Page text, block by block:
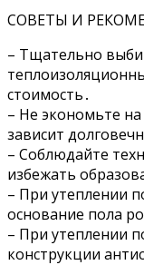
СОВЕТЫ И
– Тщательно
стоимость․
– Не экономьте на
зависит
– Соблюдайте
избежать
– При утеплении
основание пола
– При утеплении
конструкции